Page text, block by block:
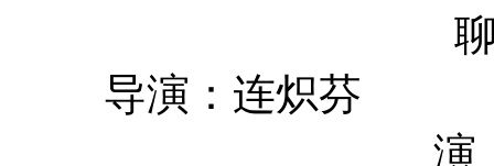
导演：
演